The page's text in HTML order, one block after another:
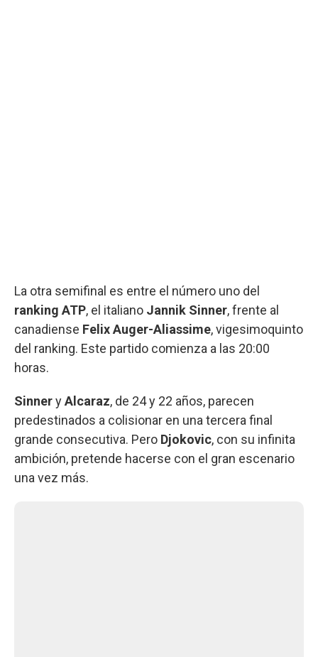
La otra semifinal es entre el número uno del
ranking ATP, el italiano Jannik Sinner, frente al
canadiense Felix Auger-Aliassime, vigesimoquinto
del ranking. Este partido comienza a las 20:00
horas.
SinneryAlcaraz, de 24 y 22 años, parecen
predestinados a colisionar en una tercera final
grande consecutiva. Pero Djokovic, con su infinita
ambición, pretende hacerse con el gran escenario
una vez más.